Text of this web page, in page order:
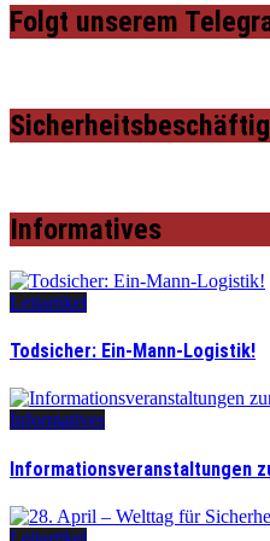
Folgt unserem
Informatives
Leitartikel
Todsicher: Ein-Mann-Logistik!
Informatives
Informationsveranstaltungen